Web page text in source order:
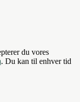
du vores
. Du kan til enhver tid